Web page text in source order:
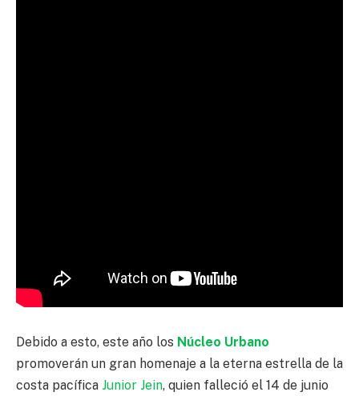
Debido a esto, este año los Núcleo Urbano
promoverán un gran homenaje a la eterna estrella de la
costa pacífica Junior Jein, quien falleció el 14 de junio